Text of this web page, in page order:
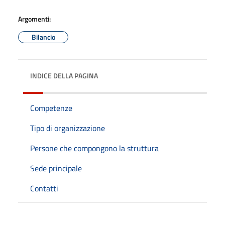
Argomenti:
Bilancio
INDICE DELLA PAGINA
Competenze
Tipo di organizzazione
Persone che compongono la struttura
Sede principale
Contatti